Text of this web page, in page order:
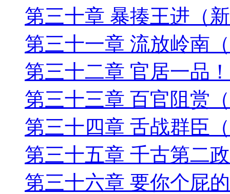
第三十章 暴揍王进（
第三十一章 流放岭南
第三十二章 官居一品！
第三十三章 百官阻赏
第三十四章 舌战群臣
第三十五章 千古第二
第三十六章 要你个屁